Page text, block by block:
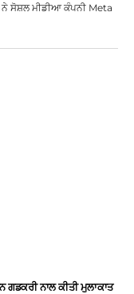
ਸੋਸ਼ਲ ਮੀਡੀਆ ਕੰਪਨੀ Meta
ਨਾਲ ਕੀਤੀ ਮੁਲਾਕਾਤ